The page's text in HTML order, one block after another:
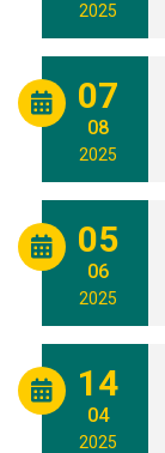
2025
07
08
2025
05
06
2025
14
04
2025